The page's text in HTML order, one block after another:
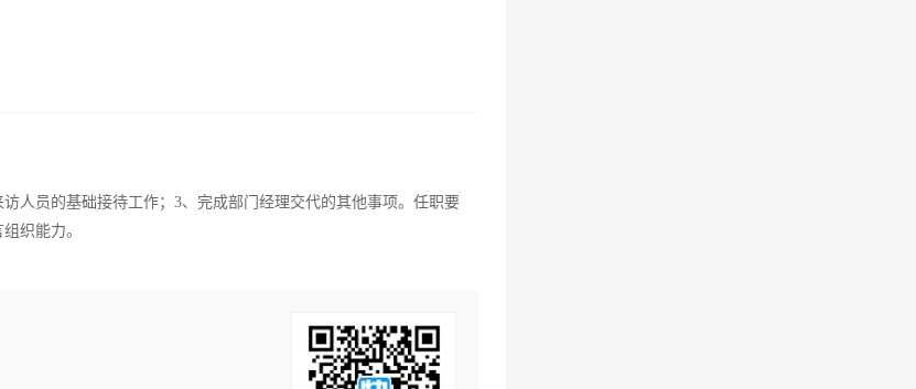
人员的基础接待工作；3、完成部门经理交代的其他事项。任职要
织能力。